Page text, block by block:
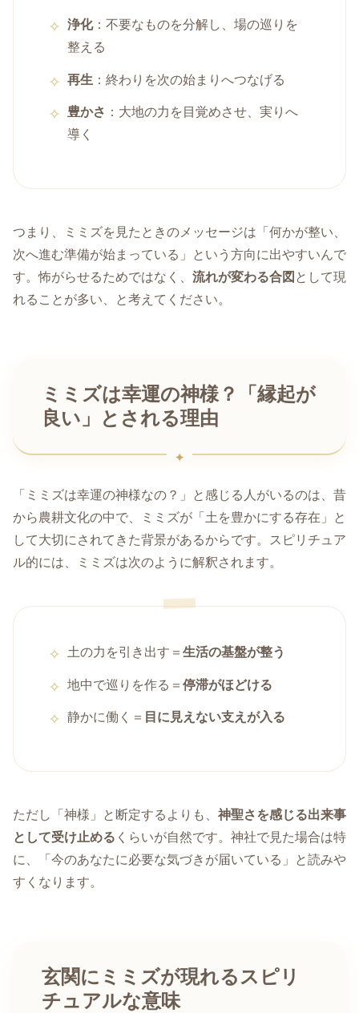
浄化：不要なものを分解し、場の巡りを
整える
再生 ：終わりを次の始まりへつなげる
豊かさ ：大地の力を目覚めさせ、実りへ
導く
つまり、ミミズを見たときのメッセージは「何かが整い、
次へ進む準備が始まっている」という方向に出やすいんで
す。怖がらせるためではなく、 流れが変わる合図 として現
れることが多い、と考えてください。
ミミズは幸運の神様？「縁起が
良い」とされる理由
「ミミズは幸運の神様なの？」と感じる人がいるのは、昔
から農耕文化の中で、ミミズが「土を豊かにする存在」と
して大切にされてきた背景があるからです。スピリチュア
ル的には、ミミズは次のように解釈されます。
土の力を引き出す＝生活の基盤が整う
地中で巡りを作る＝停滞がほどける
静かに働く＝ 目に見えない支えが入る
ただし「神様」と断定するよりも、 神聖さを感じる出来事
として受け止める くらいが自然です。神社で見た場合は特
に、「今のあなたに必要な気づきが届いている」と読みや
すくなります。
玄関にミミズが現れるスピリ
チュアルな意味